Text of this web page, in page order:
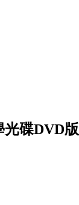
光碟DVD版